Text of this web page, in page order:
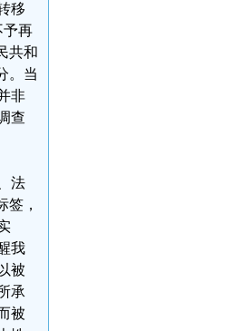
移
予再
共和
。当
非
查
法
签，
我
被
承
被